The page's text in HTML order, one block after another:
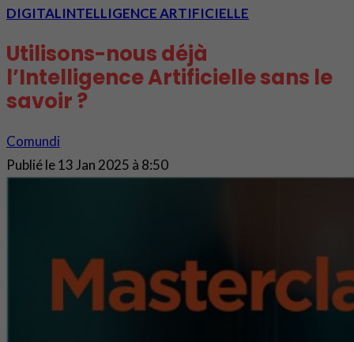
DIGITALINTELLIGENCE ARTIFICIELLE
Utilisons-nous déjà
l’Intelligence Artificielle sans le
savoir ?
Comundi
Publié le13 Jan 2025 à 8:50